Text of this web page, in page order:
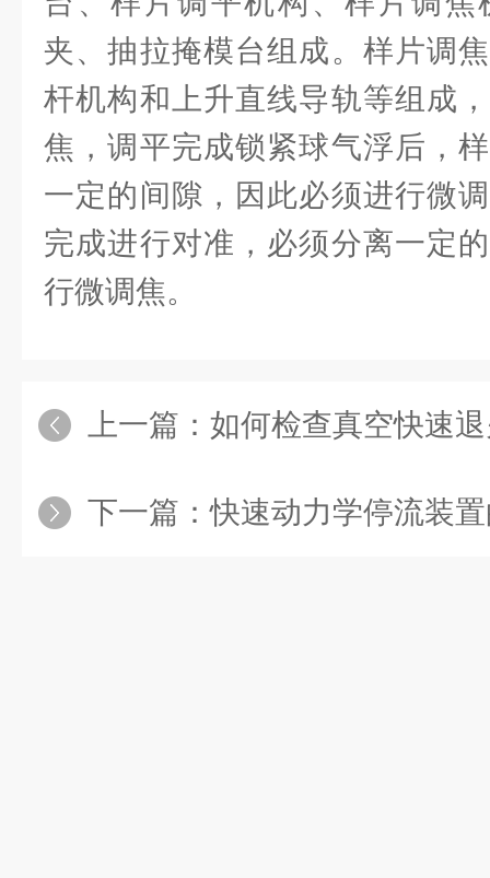
夹、抽拉掩模台组成。样片调
杆机构和上升直线导轨等组成
焦，调平完成锁紧球气浮后，
一定的间隙，因此必须进行微
完成进行对准，必须分离一定
行微调焦。
上一篇： 如何检查真空快速
下一篇：快速动力学停流装